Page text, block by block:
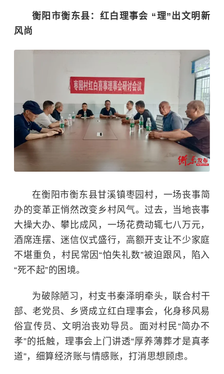
衡阳市衡东县： 红白理事会 “理”出文明新
风尚
在衡阳市衡东县甘溪镇枣园村，一场丧事简
办的变革正悄然改变乡村风气。过去，当地丧事
大操大办、攀比成风，一场花费动辄七八万元，
酒席连摆、迷信仪式盛行，高额开支让不少家庭
不堪重负，村民常因“怕失礼数”被迫跟风，陷入
“死不起”的困境。
为破除陋习，村支书秦泽明牵头，联合村干
部、老党员、乡贤成立红白理事会，化身移风易
俗宣传员、文明治丧劝导员。面对村民“简办不
孝”的抵触，理事会上门讲透“厚养薄葬才是真孝
道”，细算经济账与情感账，打消思想顾虑。